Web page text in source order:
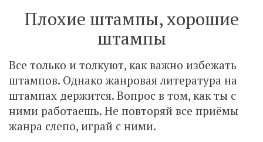
Плохие штампы, хорошие
штампы
Все только и толкуют, как важно избежать
штампов. Однако жанровая литература на
штампах держится. Вопрос в том, как ты с
ними работаешь. Не повторяй все приёмы
жанра слепо, играй с ними.